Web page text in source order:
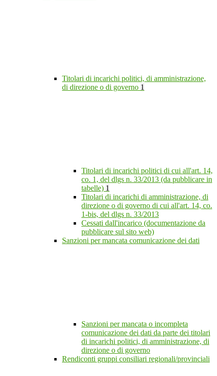
Titolari di incarichi politici, di amministrazione,
di direzione o di governo 1
Titolari di incarichi politici di cui all'art. 14,
co. 1, del dlgs n. 33/2013 (da pubblicare in
tabelle) 1
Titolari di incarichi di amministrazione, di
direzione o di governo di cui all'art. 14, co.
1-bis, del dlgs n. 33/2013
Cessati dall'incarico (documentazione da
pubblicare sul sito web)
Sanzioni per mancata comunicazione dei dati
Sanzioni per mancata o incompleta
comunicazione dei dati da parte dei titolari
di incarichi politici, di amministrazione, di
direzione o di governo
Rendiconti gruppi consiliari regionali/provinciali